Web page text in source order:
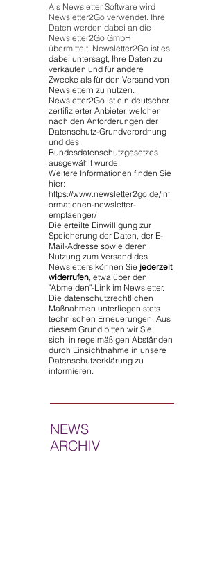
Als Newsletter Software wird
Newsletter2Go verwendet. Ihre
Daten werden dabei an die
Newsletter2Go GmbH
übermittelt. Newsletter2Go ist es
dabei untersagt, Ihre Daten zu
verkaufen und für andere
Zwecke als für den Versand von
Newslettern zu nutzen.
Newsletter2Go ist ein deutscher,
zertifizierter Anbieter, welcher
nach den Anforderungen der
Datenschutz-Grundverordnung
und des
Bundesdatenschutzgesetzes
ausgewählt wurde.
Weitere Informationen finden Sie
hier:
https://www.newsletter2go.de/inf
ormationen-newsletter-
empfaenger/
Die erteilte Einwilligung zur
Speicherung der Daten, der E-
Mail-Adresse sowie deren
Nutzung zum Versand des
Newsletters können Sie jederzeit
widerrufen, etwa über den
"Abmelden"-Link im Newsletter.
Die datenschutzrechtlichen
Maßnahmen unterliegen stets
technischen Erneuerungen. Aus
diesem Grund bitten wir Sie,
sich in regelmäßigen Abständen
durch Einsichtnahme in unsere
Datenschutzerklärung zu
informieren.
NEWS
ARCHIV